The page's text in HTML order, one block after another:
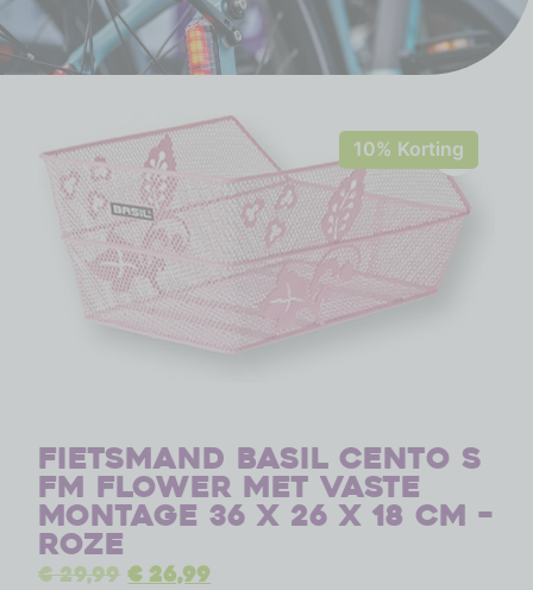
10% Korting
Fietsmand Basil Cento S
FM Flower met vaste
montage 36 x 26 x 18 cm –
roze
€29,99 €26,99